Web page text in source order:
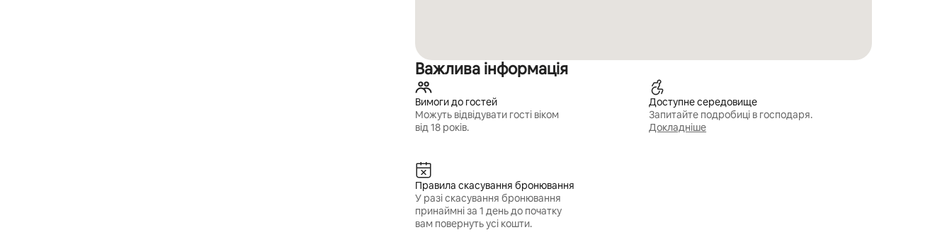
Важлива інформація
Вимоги до гостей
Можуть відвідувати гості віком
від 18 років.
Доступне середовище
Запитайте подробиці в господаря.
Докладніше
Правила скасування бронювання
У разі скасування бронювання
принаймні за 1 день до початку
вам повернуть усі кошти.